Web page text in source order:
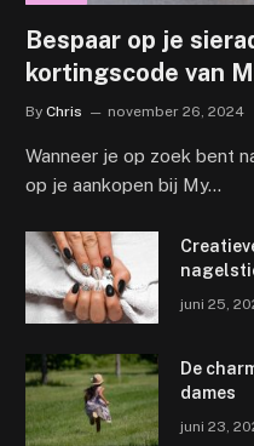
Bespaar op je
kortingscode van
By Chris november 26, 2024
Wanneer je op zoek bent
op je aankopen bij My…
juni 25,
De
dames
juni 23,